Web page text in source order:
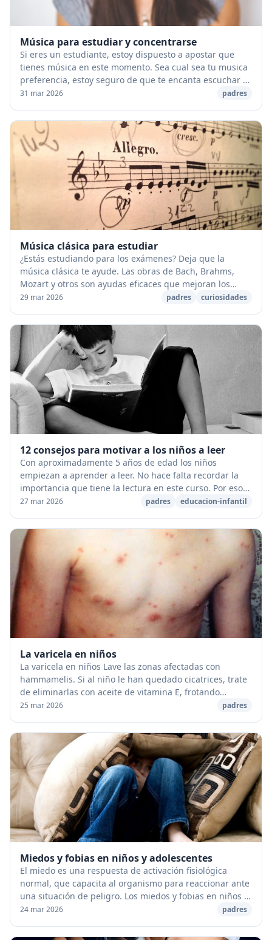
Música para estudiar y concentrarse
Si eres un estudiante, estoy dispuesto a apostar que
tienes música en este momento. Sea cual sea tu musica
preferencia, estoy seguro de que te encanta escuchar a
sus artistas favoritos en cualquier mo...
31 mar 2026 padres
Música clásica para estudiar
¿Estás estudiando para los exámenes? Deja que la
música clásica te ayude. Las obras de Bach, Brahms,
Mozart y otros son ayudas eficaces que mejoran los
patrones de sueño y reducen el estrés. Musica de...
29 mar 2026 padres curiosidades
12 consejos para motivar a los niños a leer
Con aproximadamente 5 años de edad los niños
empiezan a aprender a leer. No hace falta recordar la
importancia que tiene la lectura en este curso. Por eso
es esencial que "todos los días" practiquéis ...
27 mar 2026 padres educacion-infantil
La varicela en niños
La varicela en niños Lave las zonas afectadas con
hammamelis. Si al niño le han quedado cicatrices, trate
de eliminarlas con aceite de vitamina E, frotando
suavemente sobre la lesión. &nbsp; La varice...
25 mar 2026 padres
Miedos y fobias en niños y adolescentes
El miedo es una respuesta de activación fisiológica
normal, que capacita al organismo para reaccionar ante
una situación de peligro. Los miedos y fobias en niños y
adolescentes son respuestas adaptati...
24 mar 2026 padres